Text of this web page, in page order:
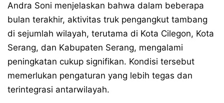
Andra Soni menjelaskan bahwa dalam beberapa
bulan terakhir, aktivitas truk pengangkut tambang
di sejumlah wilayah, terutama di Kota Cilegon, Kota
Serang, dan Kabupaten Serang, mengalami
peningkatan cukup signifikan. Kondisi tersebut
memerlukan pengaturan yang lebih tegas dan
terintegrasi antarwilayah.